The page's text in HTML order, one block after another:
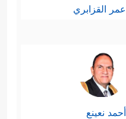
عمر القزابري
أحمد نعينع